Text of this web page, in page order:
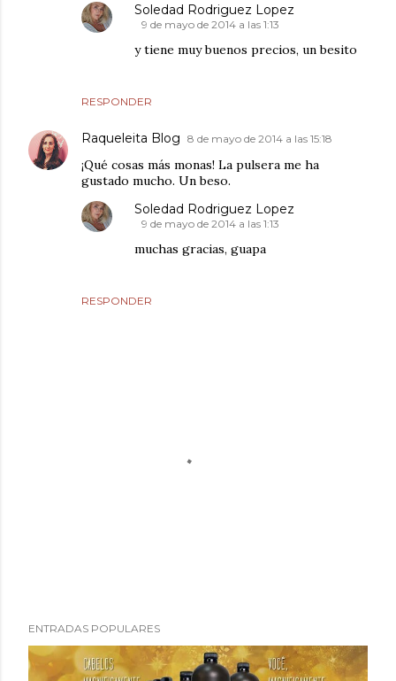
RESPONDER
Soledad Rodriguez Lopez
9 de mayo de 2014 a las 1:13
y tiene muy buenos precios, un besito
Raqueleita Blog 8 de mayo de 2014 a las 15:18
¡Qué cosas más monas! La pulsera me ha
gustado mucho. Un beso.
RESPONDER
Soledad Rodriguez Lopez
9 de mayo de 2014 a las 1:13
muchas gracias, guapa
u
b
ENTRADAS POPULARES